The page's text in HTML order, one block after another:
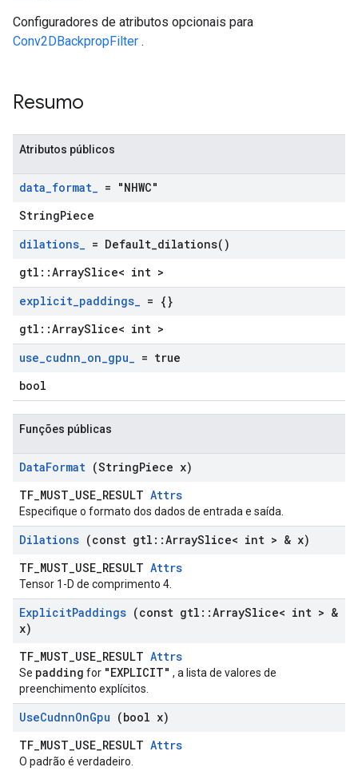
Configuradores de atributos opcionais para
Conv2DBackpropFilter .
Resumo
Atributos públicos
data_format_ = "NHWC"
StringPiece
dilations_ = Default_dilations( )
gtl::ArraySlice< int >
explicit_paddings_ = {}
gtl::ArraySlice< int >
use_cudnn_on_gpu_ = true
bool
Funções públicas
DataFormat (StringPiece x)
TF_MUST_USE_RESULT Attrs
Especifique o formato dos dados de entrada e saída.
Dilations (const gtl ::ArraySlice< int > & x)
TF_MUST_USE_RESULT Attrs
Tensor 1-D de comprimento 4.
ExplicitPaddings (const gtl ::ArraySlice< int > &
x)
TF_MUST_USE_RESULT Attrs
Se padding for "EXPLICIT" , a lista de valores de
preenchimento explícitos.
UseCudnnOnGpu (bool x)
TF_MUST_USE_RESULT Attrs
O padrão é verdadeiro.